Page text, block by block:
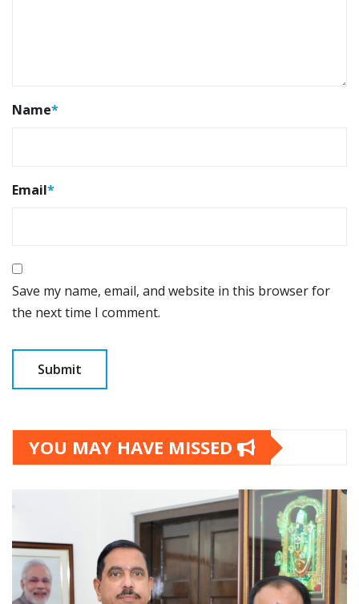
Name*
Email*
Save my name, email, and website in this browser for
the next time I comment.
YOU MAY HAVE MISSED